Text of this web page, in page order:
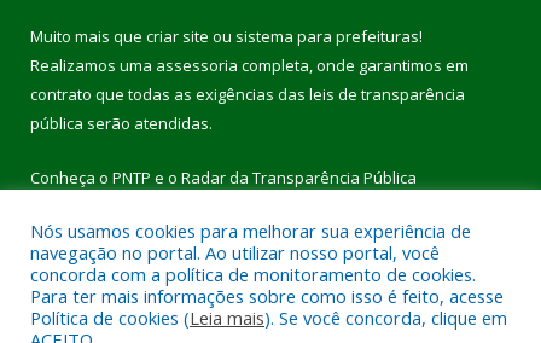
Muito mais que criar site ou sistema para prefeituras!
Realizamos uma assessoria completa, onde garantimos em
contrato que todas as exigências das leis de transparência
pública serão atendidas.
Conheça o PNTP e o Radar da Transparência Pública
Todos os direitos reservados a Prefeitura Municipal de Pau
D’Arco.
Nós usamos cookies para melhorar sua experiência de
navegação no portal. Ao utilizar nosso portal, você
concorda com a política de monitoramento de cookies.
Para ter mais informações sobre como isso é feito, acesse
Política de cookies (Leia mais). Se você concorda, clique em